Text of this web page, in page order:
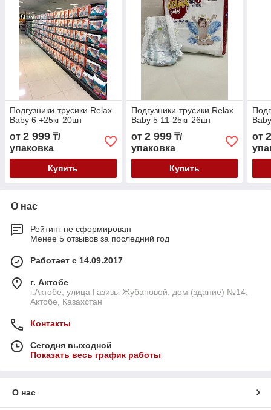
Подгузники-трусики Relax
Baby 6 +25кг 20шт
от 2 999 ₸/
упаковка
Купить
Подгузники-трусики Relax
Baby 5 11-25кг 26шт
от 2 999₸/
упаковка
Купить
от
О нас
Рейтинг не сформирован
Менее 5 отзывов за последний год
Работает с 14.09.2017
г. Актобе
г.Актобе, улица Газизы Жубановой, дом (здание) №14,
Актобе, Казахстан
Контакты
Сегодня выходной
Показать весь график работы
О нас